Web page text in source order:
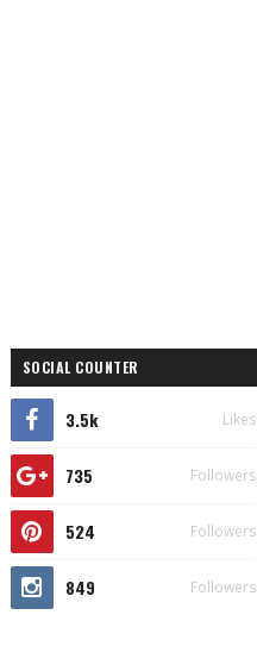
SOCIAL COUNTER
3.5k Likes
735 Followers
524 Followers
849 Followers